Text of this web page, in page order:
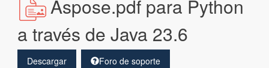
Aspose.pdf para Python
a través de Java 23.6
Descargar Foro de soporte